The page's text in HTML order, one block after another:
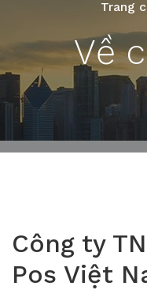
Trang
Về
Công ty
Pos Việt